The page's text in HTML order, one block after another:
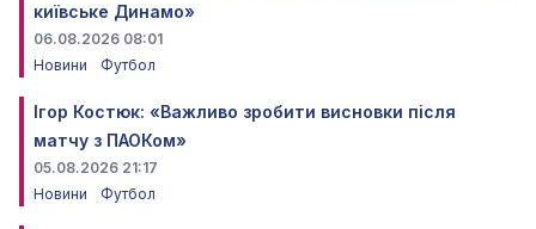
київське Динамо»
06.08.2026 08:01
Новини
Футбол
Ігор Костюк: «Важливо зробити висновки після
матчу з ПАОКом»
05.08.2026 21:17
Новини
Футбол